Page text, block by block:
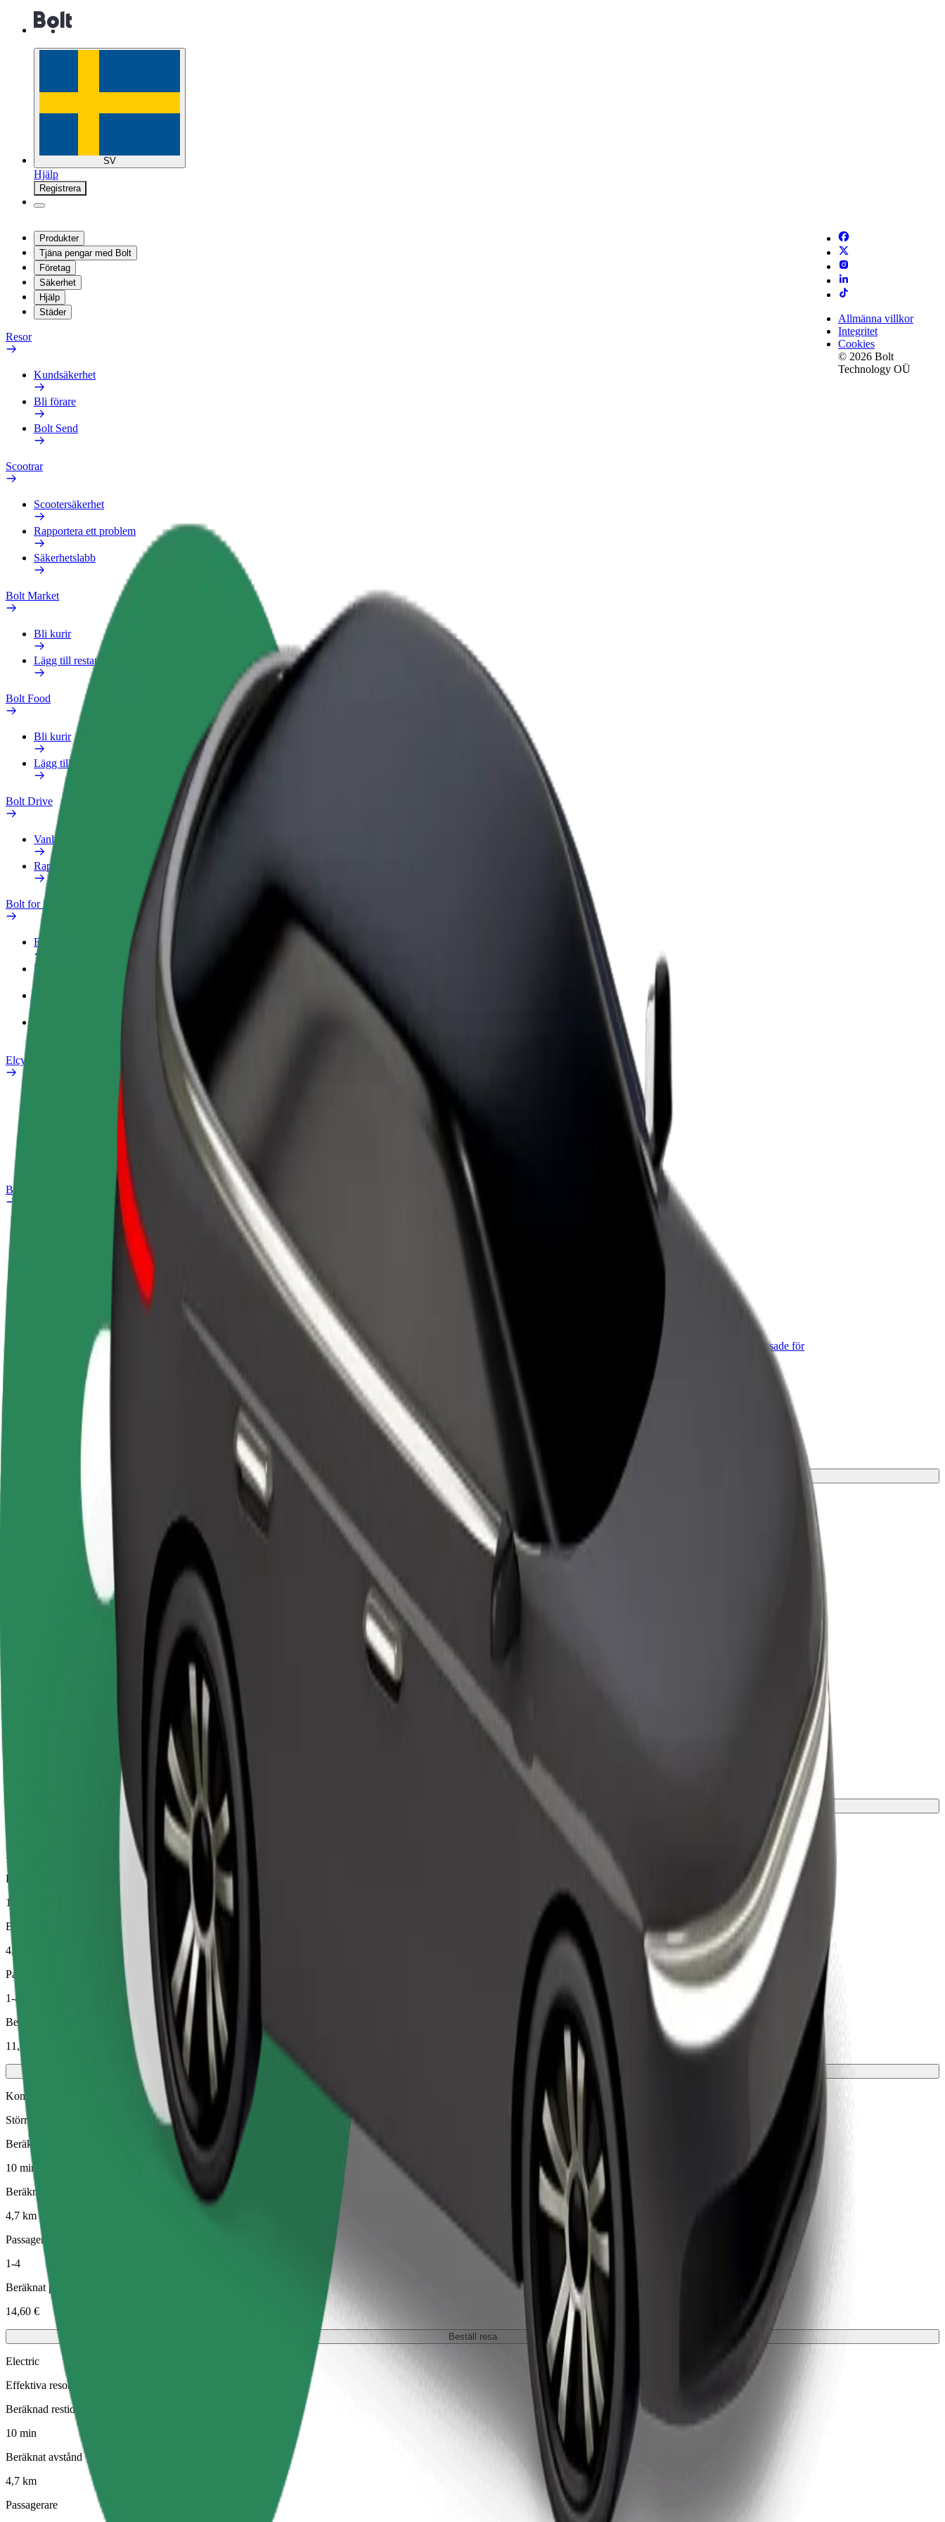
SV
Hjälp
Registrera
Produkter
Tjäna pengar med Bolt
Företag
Säkerhet
Hjälp
Städer
Resor
Kundsäkerhet
Bli förare
Bolt Send
Scootrar
Scootersäkerhet
Rapportera ett problem
Säkerhetslabb
Bolt Market
Bli kurir
Lägg till restaurang eller butik
Bolt Food
Bli kurir
Lägg till restaurang eller butik
Bolt Drive
Vanliga frågor
Rapportera ett fordon
Bolt for Business
Förmåner
Företagsprofil
Elcyklar
Rapportera ett problem
Bolt Plus
Tjäna pengar på dina egna
Leverera mat och få betalt
Lägg till restaurang eller
butik
Nå fler kunder och öka
intäkterna
Bolt for Business
Bolts produkter och tjänster anpassade för
ditt företag
Allmänna villkor
Integritet
Cookies
© 2026 Bolt
Technology OÜ
Hur tar man sig från Kaivohuone till Kaapelitehdas
Letar du efter det smidigaste sättet att ta sig från Kaivohuone till Kaapelitehdas? Kolla in våra tjänster och hitta den perfekta lösningen för din resa.
Ladda ner appen
Kaapelitehdas
Bekvämlighet och komfort är bara några knapptryck bort!
Prisvärda resor i enkla bilar
Pålitliga resor i vardagliga medelstora bilar.
Beräknad restid
10 min
Beräknat avstånd
4,7 km
Passagerare
1-4
Beräknat pris
11,60 €
Komfort
Större bilar med mer plats för benen och bagaget
Beräknad restid
10 min
Beräknat avstånd
4,7 km
Passagerare
1-4
Beräknat pris
14,60 €
Beställ resa
Electric
Effektiva resor i helt eldrivna fordon
Beräknad restid
10 min
Beräknat avstånd
4,7 km
Passagerare